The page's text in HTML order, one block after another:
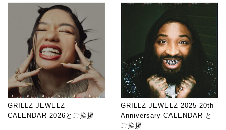
GRILLZ JEWELZ
CALENDAR 2026とご挨拶
GRILLZ JEWELZ 2025 20th
Anniversary CALENDAR と
ご挨拶